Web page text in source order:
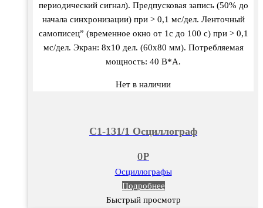
периодический сигнал). Предпусковая запись (50% до
начала синхронизации) при > 0,1 мс/дел. Ленточный
самописец” (временное окно от 1с до 100 с) при > 0,1
мс/дел. Экран: 8х10 дел. (60х80 мм). Потребляемая
мощность: 40 В*А.
Нет в наличии
С1-131/1 Осциллограф
0Р
Осциллографы
Подробнее
Быстрый просмотр